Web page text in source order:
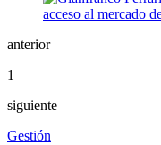
anterior
1
siguiente
Gestión